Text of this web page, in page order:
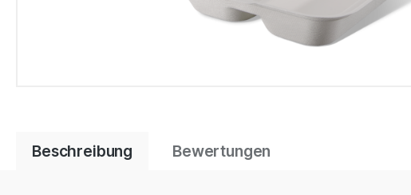
Beschreibung Bewertungen